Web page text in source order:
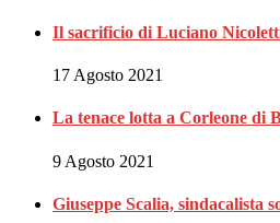
Il sacrificio di Luciano
17 Agosto 2021
La tenace lotta a Corleone di
9 Agosto 2021
Giuseppe Scalia, sindacalista